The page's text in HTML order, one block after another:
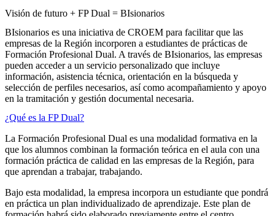
Visión de futuro + FP Dual = BIsionarios
BIsionarios es una iniciativa de CROEM para facilitar que las
empresas de la Región incorporen a estudiantes de prácticas de
Formación Profesional Dual. A través de BIsionarios, las empresas
pueden acceder a un servicio personalizado que incluye
información, asistencia técnica, orientación en la búsqueda y
selección de perfiles necesarios, así como acompañamiento y apoyo
en la tramitación y gestión documental necesaria.
¿Qué es la FP Dual?
La Formación Profesional Dual es una modalidad formativa en la
que los alumnos combinan la formación teórica en el aula con una
formación práctica de calidad en las empresas de la Región, para
que aprendan a trabajar, trabajando.
Bajo esta modalidad, la empresa incorpora un estudiante que pondrá
en práctica un plan individualizado de aprendizaje. Este plan de